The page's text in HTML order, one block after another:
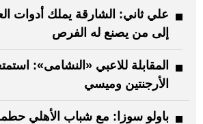
علي ثاني: الشارقة يملك أدوات
إلى من يصنع له الفرص
المقابلة للاعبي «النشامى»:
الأرجنتين وميسي
باولو سوزا: مع شباب الأهلي